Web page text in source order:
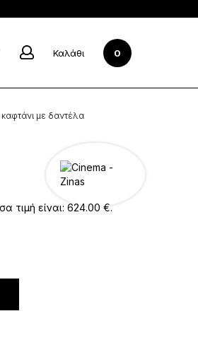
Καλάθι 0
με δαντέλα
τιμή είναι: 624.00 €.